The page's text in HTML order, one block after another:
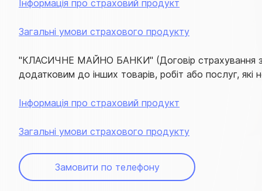
Інформація про страховий продукт
Загальні умови страхового продукту
"КЛАСИЧНЕ МАЙНО БАНКИ" (Договір страхування
додатковим до інших товарів, робіт або послуг, які
Інформація про страховий продукт
Загальні умови страхового продукту
Замовити по телефону